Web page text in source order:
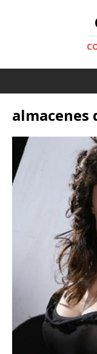
almacenes